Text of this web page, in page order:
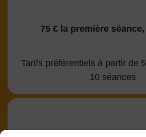
75 € la première
Tarifs préférentiels à partir de
10 séances